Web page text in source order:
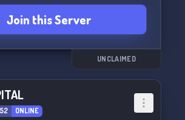
Whatever your interests may
like-minded individuals here. 🤝
for a community that truly
further! Sodaland is bustling with
sessions and exciting movie
ready to immerse yourself in
Join this Server
UNCLAIMED
52 ONLINE